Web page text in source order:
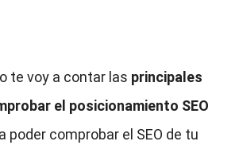
te voy a contar las principales
el posicionamiento SEO
poder comprobar el SEO de tu